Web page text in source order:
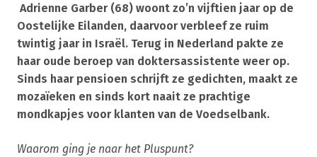
Adrienne Garber (68) woont zo’n vijftien jaar op de
Oostelijke Eilanden, daarvoor verbleef ze ruim
twintig jaar in Israël. Terug in Nederland pakte ze
haar oude beroep van doktersassistente weer op.
Sinds haar pensioen schrijft ze gedichten, maakt ze
mozaïeken en sinds kort naait ze prachtige
mondkapjes voor klanten van de Voedselbank.
Waarom ging je naar het Pluspunt?